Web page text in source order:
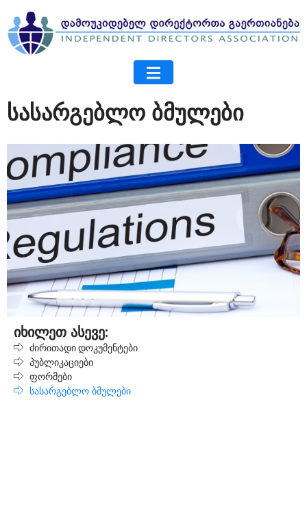
სასარგებლო ბმულები
იხილეთ ასევე:
ძირითადი დოკუმენტები
პუბლიკაციები
ფორმები
სასარგებლო ბმულები